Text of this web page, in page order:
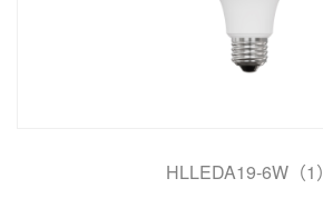
HLLEDA19-6W（1）